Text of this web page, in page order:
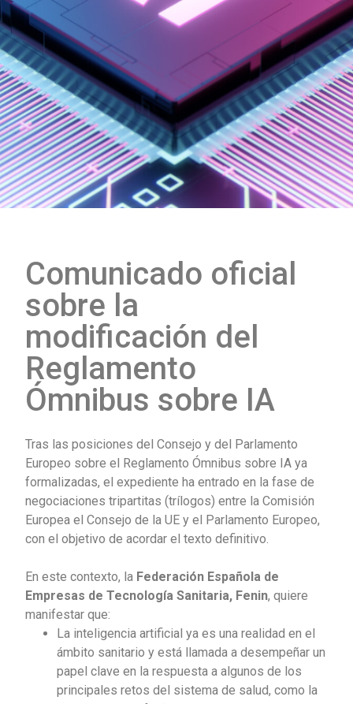
Comunicado oficial
sobre la
modificación del
Reglamento
Ómnibus sobre IA
Tras las posiciones del Consejo y del Parlamento
Europeo sobre el Reglamento Ómnibus sobre IA ya
formalizadas, el expediente ha entrado en la fase de
negociaciones tripartitas (trílogos) entre la Comisión
Europea el Consejo de la UE y el Parlamento Europeo,
con el objetivo de acordar el texto definitivo.
En este contexto, la Federación Española de
Empresas de Tecnología Sanitaria, Fenin, quiere
manifestar que:
La inteligencia artificial ya es una realidad en el
ámbito sanitario y está llamada a desempeñar un
papel clave en la respuesta a algunos de los
principales retos del sistema de salud, como la